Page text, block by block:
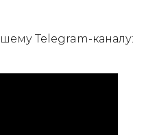
Telegram-каналу: